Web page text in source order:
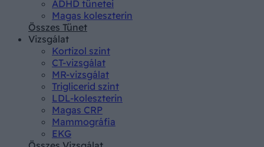
ADHD tünetei
Magas koleszterin
Összes Tünet
Vizsgálat
Kortizol szint
CT-vizsgálat
MR-vizsgálat
Triglicerid szint
LDL-koleszterin
Magas CRP
Mammográfia
EKG